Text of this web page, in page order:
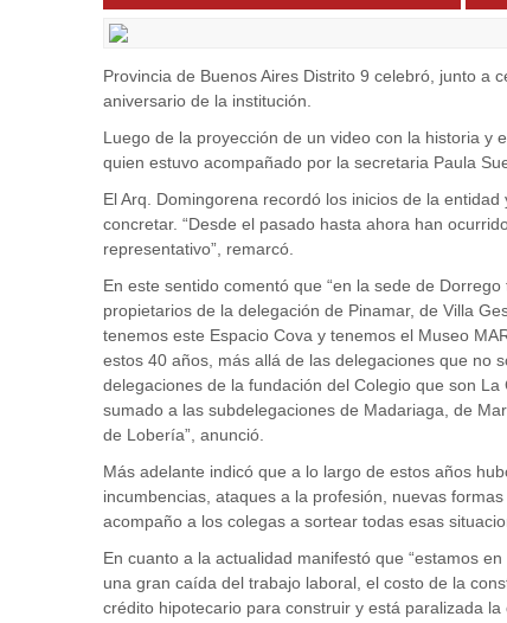
Provincia de Buenos Aires Distrito 9 celebró, junto a
aniversario de la institución.
Luego de la proyección de un video con la historia y
quien estuvo acompañado por la secretaria Paula
El Arq. Domingorena recordó los inicios de la
concretar. “Desde el pasado hasta ahora han
representativo”, remarcó.
En este sentido comentó que “en la sede de
propietarios de la delegación de Pinamar, de Villa
tenemos este Espacio Cova y tenemos el Museo
estos 40 años, más allá de las delegaciones que no
delegaciones de la fundación del Colegio que son
sumado a las subdelegaciones de Madariaga, de
de Lobería”, anunció.
Más adelante indicó que a lo largo de estos años
incumbencias, ataques a la profesión, nuevas
acompaño a los colegas a sortear todas esas
En cuanto a la actualidad manifestó que “estamos
una gran caída del trabajo laboral, el costo de la
crédito hipotecario para construir y está paralizada